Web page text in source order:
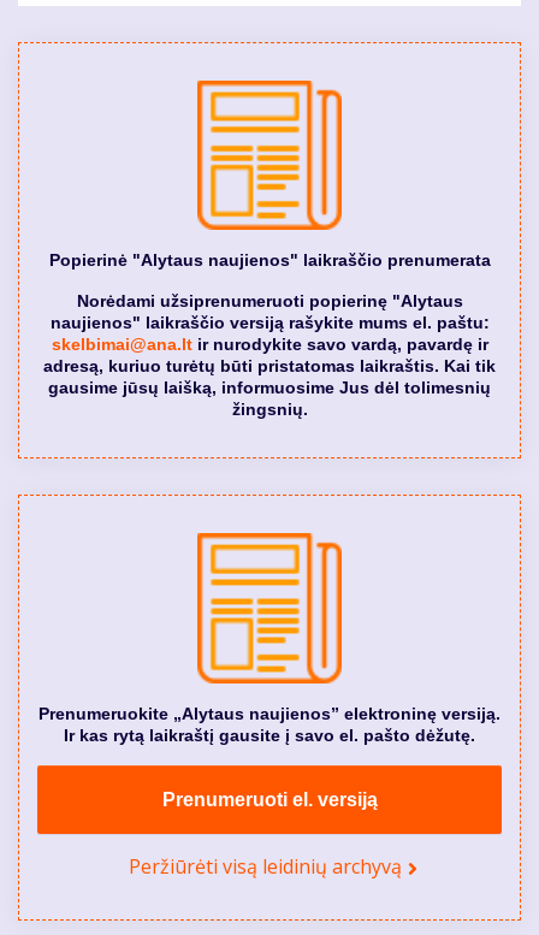
Popierinė "Alytaus naujienos" laikraščio prenumerata
Norėdami užsiprenumeruoti popierinę "Alytaus
naujienos" laikraščio versiją rašykite mums el. paštu:
skelbimai@ana.ltir nurodykite savo vardą, pavardę ir
adresą, kuriuo turėtų būti pristatomas laikraštis. Kai tik
gausime jūsų laišką, informuosime Jus dėl tolimesnių
žingsnių.
Prenumeruokite „Alytaus naujienos” elektroninę versiją.
Ir kas rytą laikraštį gausite į savo el. pašto dėžutę.
Prenumeruoti el. versiją
Peržiūrėti visą leidinių archyvą